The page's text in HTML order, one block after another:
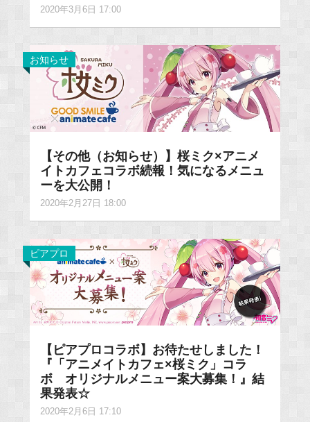
2020年3月6日 17:00
お知らせ
【その他（お知らせ）】桜ミク×アニメ
イトカフェコラボ続報！気になるメニュ
ーを大公開！
2020年2月27日 18:00
ピアプロ
【ピアプロコラボ】お待たせしました！
『「アニメイトカフェ×桜ミク」コラ
ボ オリジナルメニュー案大募集！』結
果発表☆
2020年2月6日 17:10